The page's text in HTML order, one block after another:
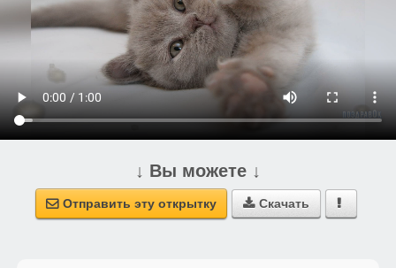
↓ Вы можете ↓
 Отправить эту открытку  Скачать 